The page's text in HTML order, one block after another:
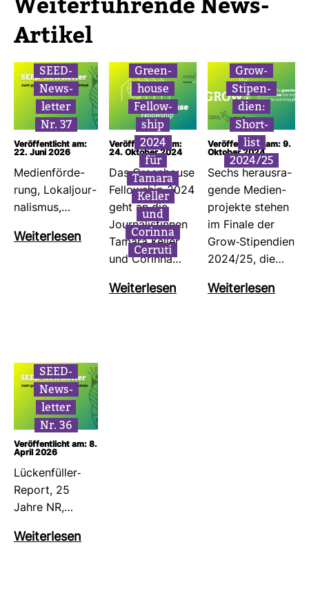
Wei­ter­füh­rende News-​
Artikel
SEED-​
News­
letter
Nr. 37
Veröffentlicht am:
22. Juni 2026
Medi­en­för­de­
rung, Lokal­jour­
na­lismus,…
Wei­ter­lesen
Green­
house
Fel­low­
ship
2024
für
Tamara
Keller
und
Corinna
Cer­ruti
Veröffentlicht am:
24. Oktober 2024
Das Green­house
Fel­low­ship 2024
geht an die
Jour­na­lis­tinnen
Tamara Keller
und Corinna…
Wei­ter­lesen
Grow-​
Sti­pen­
dien:
Short­
list
2024/25
Veröffentlicht am: 9.
Oktober 2024
Sechs her­aus­ra­
gende Medi­en­
pro­jekte stehen
im Finale der
Grow-​Sti­pen­dien
2024/25, die…
Wei­ter­lesen
SEED-​
News­
letter
Nr. 36
Veröffentlicht am: 8.
April 2026
Lücken­füller-​
Report, 25
Jahre NR,…
Wei­ter­lesen